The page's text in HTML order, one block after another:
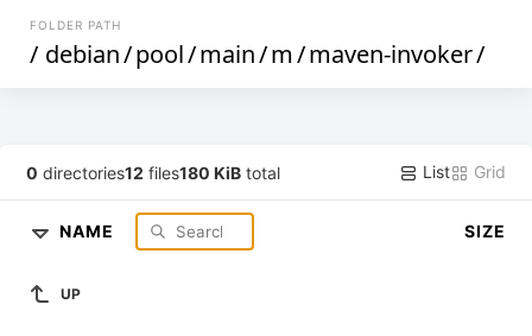
FOLDER PATH
/ debian/pool/main/m/maven-invoker/
0 directories12 files180 KiB total List Grid
NAME SIZE
UP